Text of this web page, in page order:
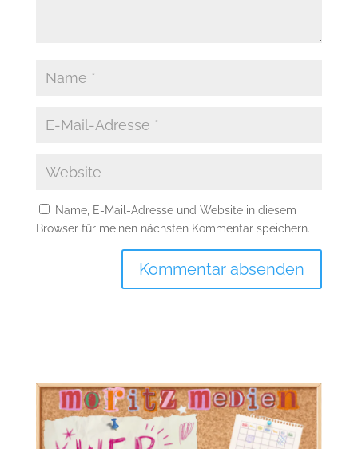
Name, E-Mail-Adresse und Website in diesem
Browser für meinen nächsten Kommentar speichern.